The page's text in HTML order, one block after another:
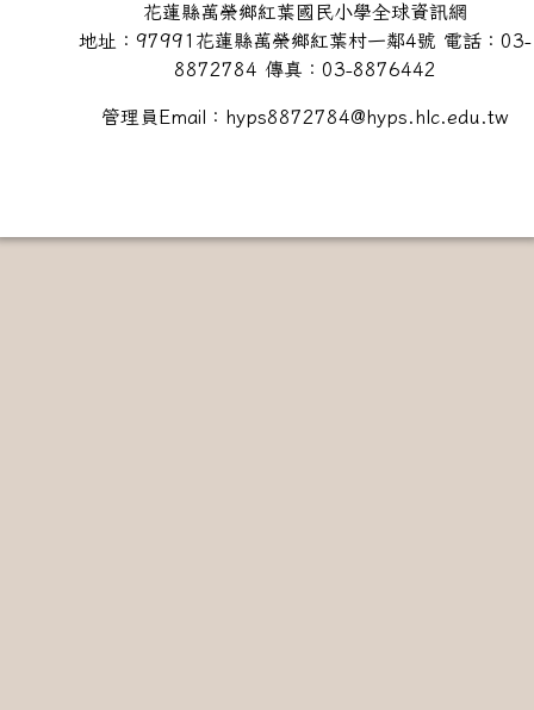
花蓮縣萬榮鄉紅葉國民小學全球資訊網
地址：97991花蓮縣萬榮鄉紅葉村一鄰4號 電話：03-
8872784 傳真：03-8876442
管理員Email：hyps8872784@hyps.hlc.edu.tw